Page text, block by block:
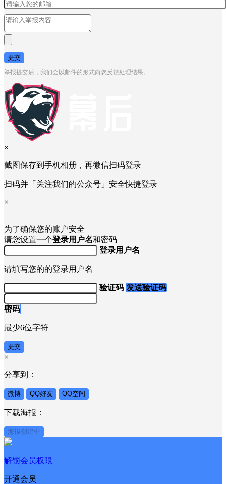
提交
举报提交后，我们会以邮件的形式向您反馈处理结果。
×
截图保存到手机相册，再微信扫码登录
扫码并「关注我们的公众号」安全快捷登录
×
为了确保您的账户安全
请您设置一个登录用户名和密码
登录用户名
请填写您的的登录用户名
验证码 发送验证码
密码
最少6位字符
提交
×
分享到：
微博 QQ好友 QQ空间
下载海报：
海报创建中
解锁会员权限
开通会员